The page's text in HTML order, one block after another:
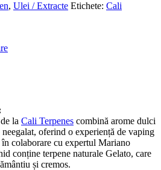
, Ulei / Extracte Etichete: Cali
de la Cali Terpenes combină arome dulci
oferind o experiență de vaping
colaborare cu expertul Mariano
conține terpene naturale Gelato, care
și cremos.